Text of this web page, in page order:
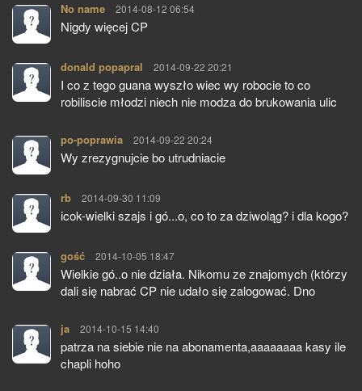
No name pisze:
2014-08-12 06:54
Nigdy więcej CP
donald popapral pisze:
2014-09-22 20:21
I co z tego guana wyszło wiec wy robocie to co
robiliscie młodzi niech nie modza do brukowania ulic
po-poprawia pisze:
2014-09-22 20:24
Wy zrezygnujcie bo utrudniacie
rb pisze:
2014-09-30 11:09
icok-wielki szajs i gó...o, co to za dziwoląg? i dla kogo?
gość pisze:
2014-10-05 18:47
Wielkie gó..o nie działa. Nikomu ze znajomych (którzy
dali się nabrać CP nie udało się zalogować. Dno
ja pisze:
2014-10-15 14:40
patrza na siebie nie na abonamenta,aaaaaaaa kasy ile
chapli hoho